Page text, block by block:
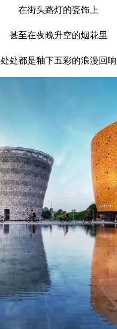
在街头路灯的瓷饰上
甚至在夜晚升空的烟花里
处处都是釉下五彩的浪漫回响